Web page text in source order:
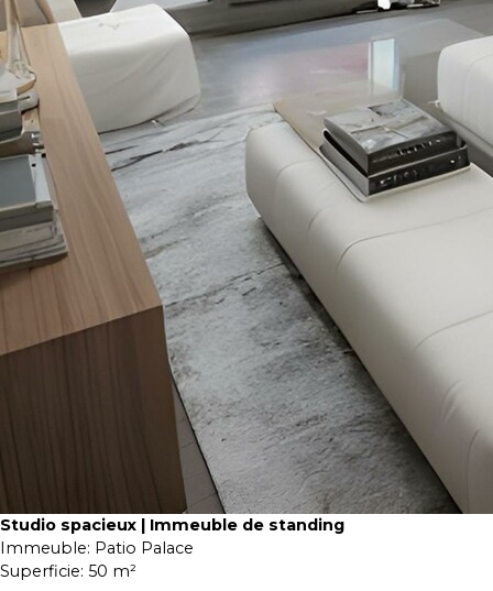
Studio spacieux | Immeuble de standing
Immeuble: Patio Palace
Superficie: 50 m²